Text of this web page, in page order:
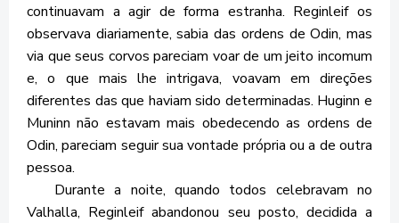
continuavam a agir de forma estranha. Reginleif os
observava diariamente, sabia das ordens de Odin, mas
via que seus corvos pareciam voar de um jeito incomum
e, o que mais lhe intrigava, voavam em direções
diferentes das que haviam sido determinadas. Huginn e
Muninn não estavam mais obedecendo as ordens de
Odin, pareciam seguir sua vontade própria ou a de outra
pessoa.
Durante a noite, quando todos celebravam no
Valhalla, Reginleif abandonou seu posto, decidida a